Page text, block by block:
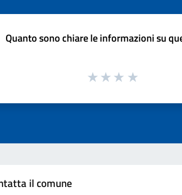
Quanto sono chiare le informazioni su
il comune